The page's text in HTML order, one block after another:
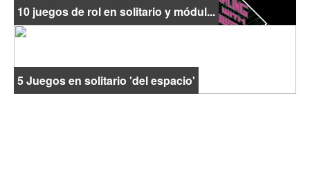
10 juegos de rol en solitario y módul...
5 Juegos en solitario 'del espacio'